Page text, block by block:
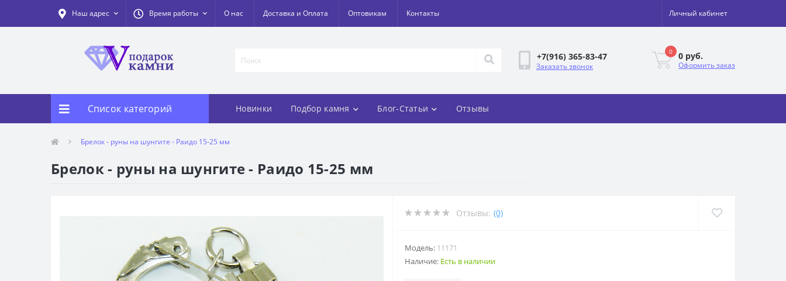
Наш адрес Время работы О нас Доставка и Оплата Оптовикам Контакты Личный кабинет
+7(916) 365-83-47
Заказать звонок
0 0 руб.
Оформить заказ
Список категорий Новинки Подбор камня Блог-Статьи Отзывы
Брелок - руны на шунгите - Раидо 15-25 мм
Брелок - руны на шунгите - Раидо 15-25 мм
Отзывы: (0)
Модель: 11171
Наличие: Есть в наличии